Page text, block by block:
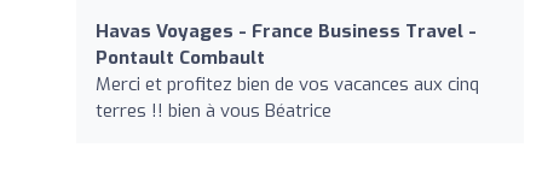
Havas Voyages - France Business Travel -
Pontault Combault
Merci et profitez bien de vos vacances aux cinq
terres !! bien à vous Béatrice